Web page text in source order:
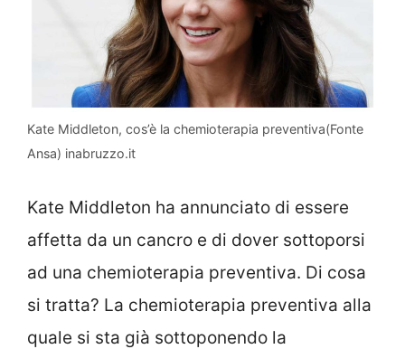
Kate Middleton, cos’è la chemioterapia preventiva(Fonte
Ansa) inabruzzo.it
Kate Middleton ha annunciato di essere
affetta da un cancro e di dover sottoporsi
ad una chemioterapia preventiva. Di cosa
si tratta? La chemioterapia preventiva alla
quale si sta già sottoponendo la